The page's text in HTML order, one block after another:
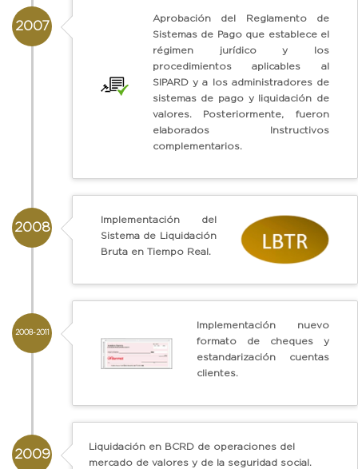
2007
Aprobación del Reglamento de
Sistemas de Pago que establece el
régimen jurídico y los
procedimientos aplicables al
SIPARD y a los administradores de
sistemas de pago y liquidación de
valores. Posteriormente, fueron
elaborados Instructivos
complementarios.
2008
Implementación del
Sistema de Liquidación
Bruta en Tiempo Real.
2008-2011
Implementación nuevo
formato de cheques y
estandarización cuentas
clientes.
2009
Liquidación en BCRD de operaciones del
mercado de valores y de la seguridad social.